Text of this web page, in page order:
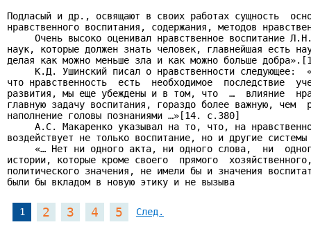
Подласый и др., освящают в своих работах сущность
нравственного воспитания, содержания, методов
Очень высоко оценивал нравственное воспитание
наук, которые должен знать человек, главнейшая есть
делая как можно меньше зла и как можно больше
К.Д. Ушинский писал о нравственности следующее:
что нравственность  есть  необходимое  последствие
развития, мы еще убеждены и в том, что  …  влияние
главную задачу воспитания, гораздо более важную, чем
наполнение головы познаниями …»[14. c.380]
А.С. Макаренко указывал на то, что, на
воздействует не только воспитание, но и другие
«… Нет ни одного акта, ни одного слова,  ни
истории, которые кроме своего  прямого
политического значения, не имели бы и значения
были бы вкладом в новую этику и не вызыва
1 2 3 4 5 След.